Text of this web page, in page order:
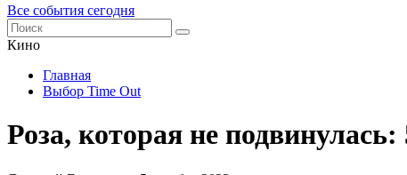
Все события сегодня
Кино
Главная
Выбор Time Out
Роза, которая не